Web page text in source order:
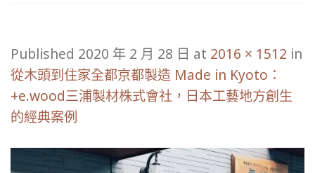
Published 2020 年 2 月 28 日 at 2016 × 1512 in
從木頭到住家全都京都製造 Made in Kyoto：
+e.wood三浦製材株式會社，日本工藝地方創生
的經典案例